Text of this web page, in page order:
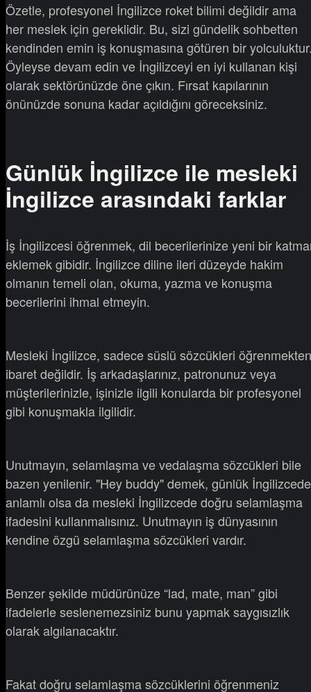
Özetle, profesyonel İngilizce roket bilimi değildir ama
her meslek için gereklidir. Bu, sizi gündelik sohbetten
kendinden emin iş konuşmasına götüren bir
Öyleyse devam edin ve İngilizceyi en iyi kullanan kişi
olarak sektörünüzde öne çıkın. Fırsat kapılarının
önünüzde sonuna kadar açıldığını göreceksiniz.
Günlük İngilizce ile mesleki
İngilizce arasındaki farklar
İş İngilizcesi öğrenmek, dil becerilerinize yeni bir
eklemek gibidir. İngilizce diline ileri düzeyde hakim
olmanın temeli olan, okuma, yazma ve konuşma
becerilerini ihmal etmeyin.
Mesleki İngilizce, sadece süslü sözcükleri öğrenmekten
ibaret değildir. İş arkadaşlarınız, patronunuz veya
müşterilerinizle, işinizle ilgili konularda bir profesyonel
gibi konuşmakla ilgilidir.
Unutmayın, selamlaşma ve vedalaşma sözcükleri bile
bazen yenilenir. "Hey buddy" demek, günlük İngilizcede
anlamlı olsa da mesleki İngilizcede doğru selamlaşma
ifadesini kullanmalısınız. Unutmayın iş dünyasının
kendine özgü selamlaşma sözcükleri vardır.
Benzer şekilde müdürünüze “lad, mate, man” gibi
ifadelerle seslenemezsiniz bunu yapmak saygısızlık
olarak algılanacaktır.
Fakat doğru selamlaşma sözcüklerini öğrenmeniz